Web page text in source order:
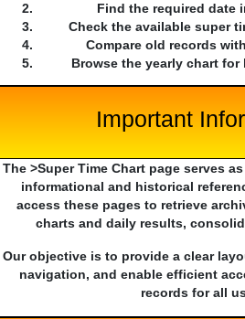
Find the required date
Check the available super
Compare old records
Browse the yearly chart
Important
The >Super Time Chart page serves
informational and historical
access these pages to retrieve
charts and daily results,
Our objective is to provide a clear
navigation, and enable efficient
records for all